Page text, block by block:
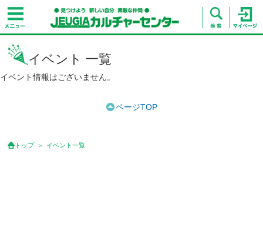
イベント 一覧
イベント情報はございません。
ページTOP
トップ イベント一覧